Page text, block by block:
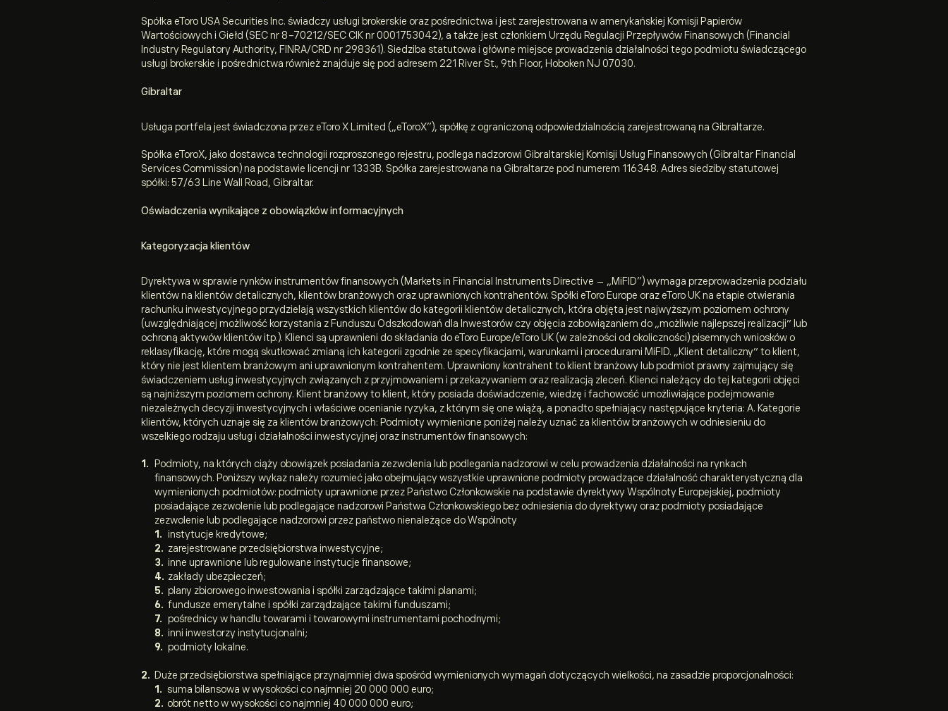
Spółka eToro USA Securities Inc. świadczy usługi brokerskie oraz pośrednictwa i jest zarejestrowana w amerykańskiej Komisji Papierów
Wartościowych i Giełd (SEC nr 8-70212/SEC CIK nr 0001753042), a także jest członkiem Urzędu Regulacji Przepływów Finansowych (Financial
Industry Regulatory Authority, FINRA/CRD nr 298361). Siedziba statutowa i główne miejsce prowadzenia działalności tego podmiotu świadczącego
usługi brokerskie i pośrednictwa również znajduje się pod adresem 221 River St., 9th Floor, Hoboken NJ 07030.
Gibraltar
Usługa portfela jest świadczona przez eToro X Limited („eToroX”), spółkę z ograniczoną odpowiedzialnością zarejestrowaną na Gibraltarze.
Spółka eToroX, jako dostawca technologii rozproszonego rejestru, podlega nadzorowi Gibraltarskiej Komisji Usług Finansowych (Gibraltar Financial
Services Commission) na podstawie licencji nr 1333B. Spółka zarejestrowana na Gibraltarze pod numerem 116348. Adres siedziby statutowej
spółki: 57/63 Line Wall Road, Gibraltar.
Oświadczenia wynikające z obowiązków informacyjnych
Kategoryzacja klientów
Dyrektywa w sprawie rynków instrumentów finansowych (Markets in Financial Instruments Directive – „MiFID”) wymaga przeprowadzenia podziału
klientów na klientów detalicznych, klientów branżowych oraz uprawnionych kontrahentów. Spółki eToro Europe oraz eToro UK na etapie otwierania
rachunku inwestycyjnego przydzielają wszystkich klientów do kategorii klientów detalicznych, która objęta jest najwyższym poziomem ochrony
(uwzględniającej możliwość korzystania z Funduszu Odszkodowań dla Inwestorów czy objęcia zobowiązaniem do „możliwie najlepszej realizacji” lub
ochroną aktywów klientów itp.). Klienci są uprawnieni do składania do eToro Europe/eToro UK (w zależności od okoliczności) pisemnych wniosków o
reklasyfikację, które mogą skutkować zmianą ich kategorii zgodnie ze specyfikacjami, warunkami i procedurami MiFID. „Klient detaliczny” to klient,
który nie jest klientem branżowym ani uprawnionym kontrahentem. Uprawniony kontrahent to klient branżowy lub podmiot prawny zajmujący się
świadczeniem usług inwestycyjnych związanych z przyjmowaniem i przekazywaniem oraz realizacją zleceń. Klienci należący do tej kategorii objęci
są najniższym poziomem ochrony. Klient branżowy to klient, który posiada doświadczenie, wiedzę i fachowość umożliwiające podejmowanie
niezależnych decyzji inwestycyjnych i właściwe ocenianie ryzyka, z którym się one wiążą, a ponadto spełniający następujące kryteria: A. Kategorie
klientów, których uznaje się za klientów branżowych: Podmioty wymienione poniżej należy uznać za klientów branżowych w odniesieniu do
wszelkiego rodzaju usług i działalności inwestycyjnej oraz instrumentów finansowych:
Podmioty, na których ciąży obowiązek posiadania zezwolenia lub podlegania nadzorowi w celu prowadzenia działalności na rynkach
finansowych. Poniższy wykaz należy rozumieć jako obejmujący wszystkie uprawnione podmioty prowadzące działalność charakterystyczną dla
wymienionych podmiotów: podmioty uprawnione przez Państwo Członkowskie na podstawie dyrektywy Wspólnoty Europejskiej, podmioty
posiadające zezwolenie lub podlegające nadzorowi Państwa Członkowskiego bez odniesienia do dyrektywy oraz podmioty posiadające
zezwolenie lub podlegające nadzorowi przez państwo nienależące do Wspólnoty
instytucje kredytowe;
zarejestrowane przedsiębiorstwa inwestycyjne;
inne uprawnione lub regulowane instytucje finansowe;
zakłady ubezpieczeń;
plany zbiorowego inwestowania i spółki zarządzające takimi planami;
fundusze emerytalne i spółki zarządzające takimi funduszami;
pośrednicy w handlu towarami i towarowymi instrumentami pochodnymi;
inni inwestorzy instytucjonalni;
podmioty lokalne.
Duże przedsiębiorstwa spełniające przynajmniej dwa spośród wymienionych wymagań dotyczących wielkości, na zasadzie proporcjonalności:
suma bilansowa w wysokości co najmniej 20 000 000 euro;
obrót netto w wysokości co najmniej 40 000 000 euro;